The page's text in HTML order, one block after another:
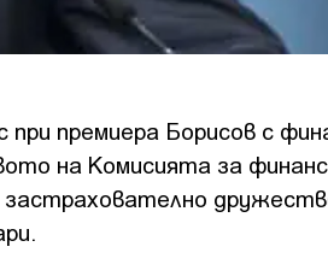
премиера Борисов с
на Комисията за
застрахователно